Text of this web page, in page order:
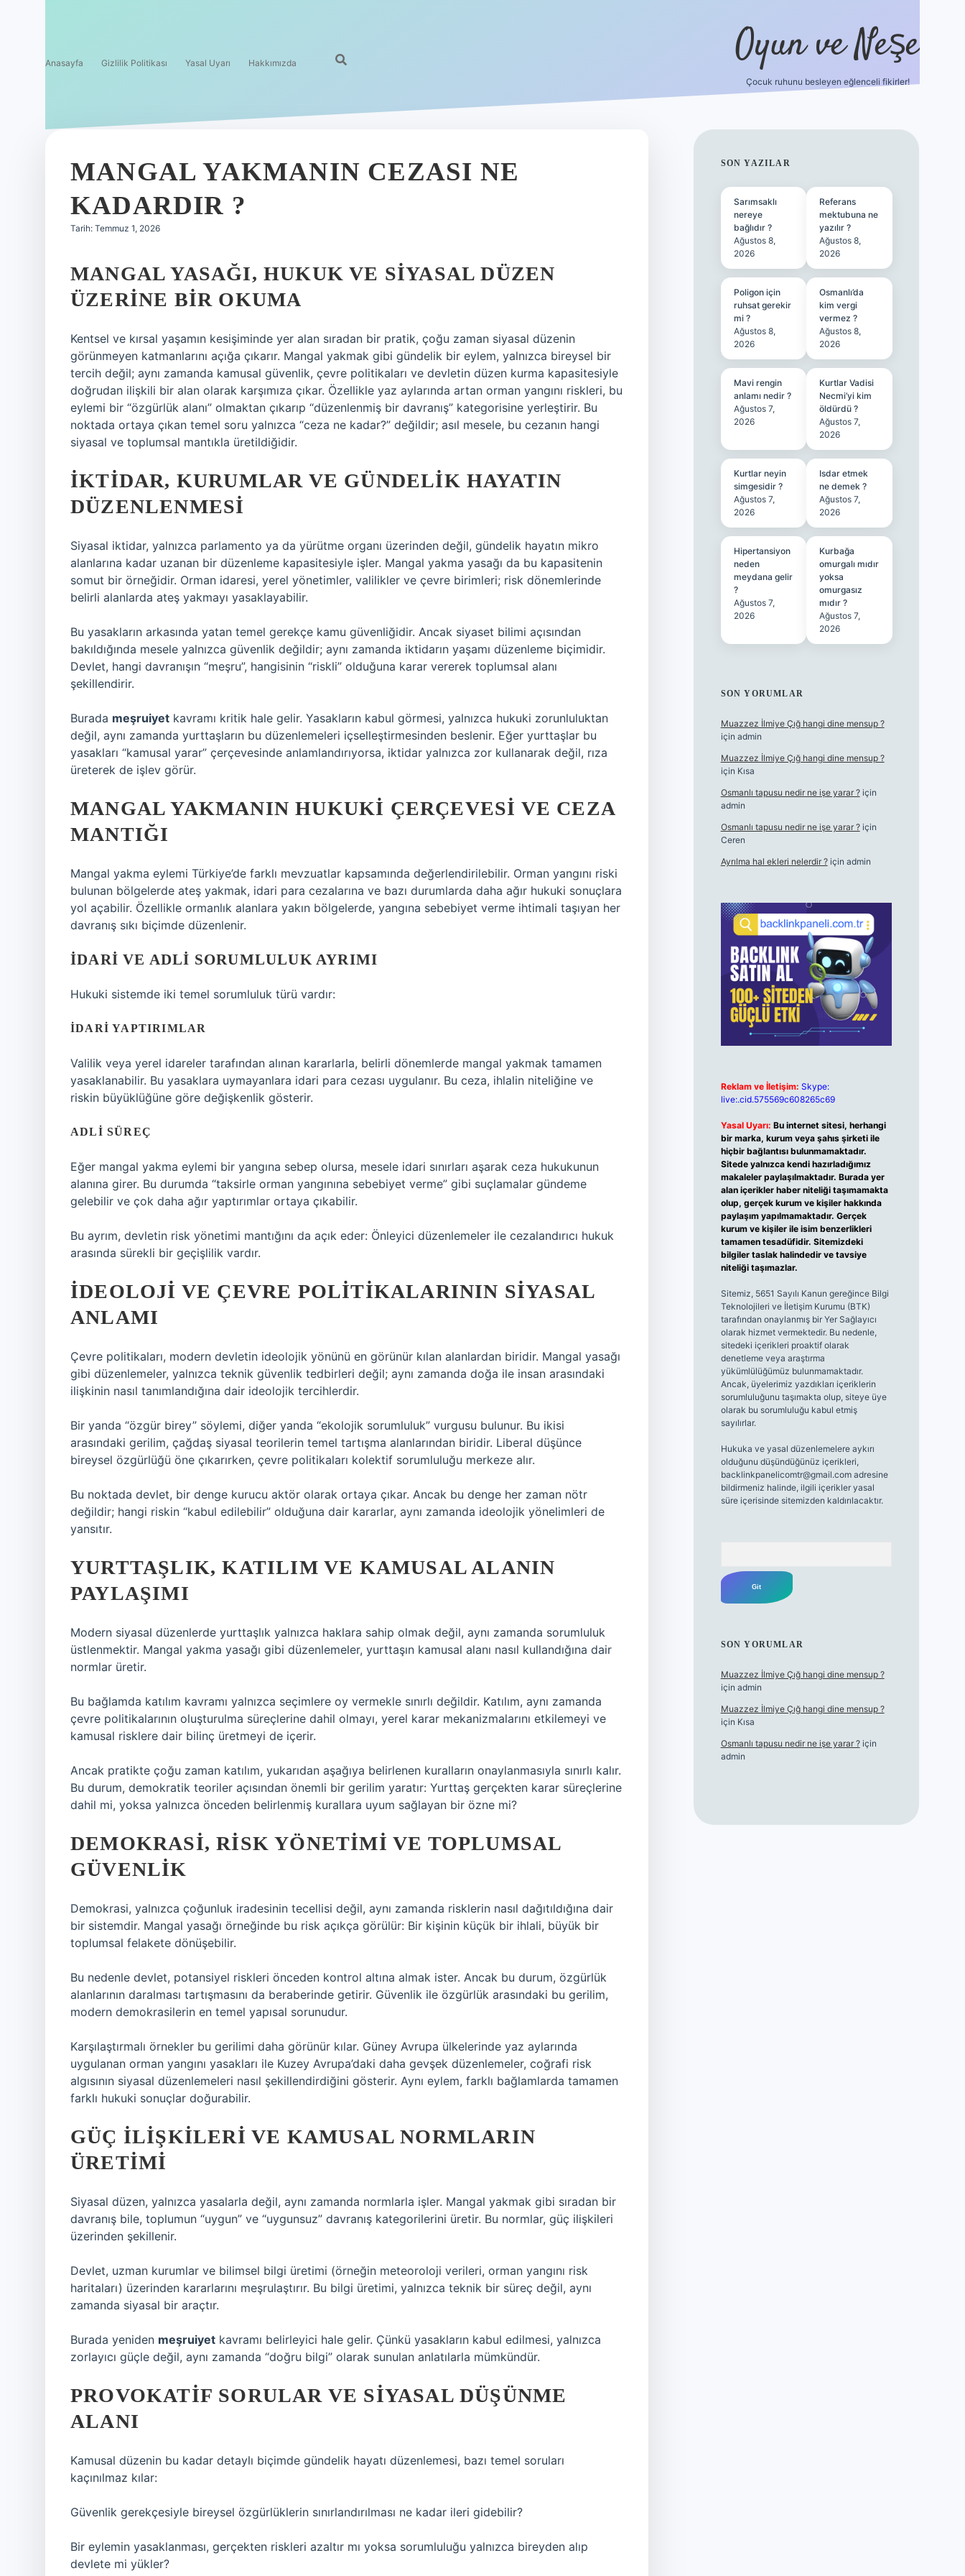
Anasayfa Gizlilik Politikası Yasal Uyarı Hakkımızda Oyun ve Neşe
Çocuk ruhunu besleyen eğlenceli fikirler!
MANGAL YAKMANIN CEZASI NE
KADARDIR ?
Tarih: Temmuz 1, 2026
MANGAL YASAĞI, HUKUK VE SIYASAL DÜZEN
ÜZERINE BIR OKUMA
Kentsel ve kırsal yaşamın kesişiminde yer alan sıradan bir pratik, çoğu zaman siyasal düzenin
görünmeyen katmanlarını açığa çıkarır. Mangal yakmak gibi gündelik bir eylem, yalnızca bireysel bir
tercih değil; aynı zamanda kamusal güvenlik, çevre politikaları ve devletin düzen kurma kapasitesiyle
doğrudan ilişkili bir alan olarak karşımıza çıkar. Özellikle yaz aylarında artan orman yangını riskleri, bu
eylemi bir “özgürlük alanı” olmaktan çıkarıp “düzenlenmiş bir davranış” kategorisine yerleştirir. Bu
noktada ortaya çıkan temel soru yalnızca “ceza ne kadar?” değildir; asıl mesele, bu cezanın hangi
siyasal ve toplumsal mantıkla üretildiğidir.
İKTIDAR, KURUMLAR VE GÜNDELIK HAYATIN
DÜZENLENMESI
Siyasal iktidar, yalnızca parlamento ya da yürütme organı üzerinden değil, gündelik hayatın mikro
alanlarına kadar uzanan bir düzenleme kapasitesiyle işler. Mangal yakma yasağı da bu kapasitenin
somut bir örneğidir. Orman idaresi, yerel yönetimler, valilikler ve çevre birimleri; risk dönemlerinde
belirli alanlarda ateş yakmayı yasaklayabilir.
Bu yasakların arkasında yatan temel gerekçe kamu güvenliğidir. Ancak siyaset bilimi açısından
bakıldığında mesele yalnızca güvenlik değildir; aynı zamanda iktidarın yaşamı düzenleme biçimidir.
Devlet, hangi davranışın “meşru”, hangisinin “riskli” olduğuna karar vererek toplumsal alanı
şekillendirir.
Burada meşruiyet kavramı kritik hale gelir. Yasakların kabul görmesi, yalnızca hukuki zorunluluktan
değil, aynı zamanda yurttaşların bu düzenlemeleri içselleştirmesinden beslenir. Eğer yurttaşlar bu
yasakları “kamusal yarar” çerçevesinde anlamlandırıyorsa, iktidar yalnızca zor kullanarak değil, rıza
üreterek de işlev görür.
MANGAL YAKMANIN HUKUKI ÇERÇEVESI VE CEZA
MANTIĞI
Mangal yakma eylemi Türkiye’de farklı mevzuatlar kapsamında değerlendirilebilir. Orman yangını riski
bulunan bölgelerde ateş yakmak, idari para cezalarına ve bazı durumlarda daha ağır hukuki sonuçlara
yol açabilir. Özellikle ormanlık alanlara yakın bölgelerde, yangına sebebiyet verme ihtimali taşıyan her
davranış sıkı biçimde düzenlenir.
İDARI VE ADLI SORUMLULUK AYRIMI
Hukuki sistemde iki temel sorumluluk türü vardır:
İDARI YAPTIRIMLAR
Valilik veya yerel idareler tarafından alınan kararlarla, belirli dönemlerde mangal yakmak tamamen
yasaklanabilir. Bu yasaklara uymayanlara idari para cezası uygulanır. Bu ceza, ihlalin niteliğine ve
riskin büyüklüğüne göre değişkenlik gösterir.
ADLI SÜREÇ
Eğer mangal yakma eylemi bir yangına sebep olursa, mesele idari sınırları aşarak ceza hukukunun
alanına girer. Bu durumda “taksirle orman yangınına sebebiyet verme” gibi suçlamalar gündeme
gelebilir ve çok daha ağır yaptırımlar ortaya çıkabilir.
Bu ayrım, devletin risk yönetimi mantığını da açık eder: Önleyici düzenlemeler ile cezalandırıcı hukuk
arasında sürekli bir geçişlilik vardır.
İDEOLOJI VE ÇEVRE POLITIKALARININ SIYASAL
ANLAMI
Çevre politikaları, modern devletin ideolojik yönünü en görünür kılan alanlardan biridir. Mangal yasağı
gibi düzenlemeler, yalnızca teknik güvenlik tedbirleri değil; aynı zamanda doğa ile insan arasındaki
ilişkinin nasıl tanımlandığına dair ideolojik tercihlerdir.
Bir yanda “özgür birey” söylemi, diğer yanda “ekolojik sorumluluk” vurgusu bulunur. Bu ikisi
arasındaki gerilim, çağdaş siyasal teorilerin temel tartışma alanlarından biridir. Liberal düşünce
bireysel özgürlüğü öne çıkarırken, çevre politikaları kolektif sorumluluğu merkeze alır.
Bu noktada devlet, bir denge kurucu aktör olarak ortaya çıkar. Ancak bu denge her zaman nötr
değildir; hangi riskin “kabul edilebilir” olduğuna dair kararlar, aynı zamanda ideolojik yönelimleri de
yansıtır.
YURTTAŞLIK, KATILIM VE KAMUSAL ALANIN
PAYLAŞIMI
Modern siyasal düzenlerde yurttaşlık yalnızca haklara sahip olmak değil, aynı zamanda sorumluluk
üstlenmektir. Mangal yakma yasağı gibi düzenlemeler, yurttaşın kamusal alanı nasıl kullandığına dair
normlar üretir.
Bu bağlamda katılım kavramı yalnızca seçimlere oy vermekle sınırlı değildir. Katılım, aynı zamanda
çevre politikalarının oluşturulma süreçlerine dahil olmayı, yerel karar mekanizmalarını etkilemeyi ve
kamusal risklere dair bilinç üretmeyi de içerir.
Ancak pratikte çoğu zaman katılım, yukarıdan aşağıya belirlenen kuralların onaylanmasıyla sınırlı kalır.
Bu durum, demokratik teoriler açısından önemli bir gerilim yaratır: Yurttaş gerçekten karar süreçlerine
dahil mi, yoksa yalnızca önceden belirlenmiş kurallara uyum sağlayan bir özne mi?
DEMOKRASI, RISK YÖNETIMI VE TOPLUMSAL
GÜVENLIK
Demokrasi, yalnızca çoğunluk iradesinin tecellisi değil, aynı zamanda risklerin nasıl dağıtıldığına dair
bir sistemdir. Mangal yasağı örneğinde bu risk açıkça görülür: Bir kişinin küçük bir ihlali, büyük bir
toplumsal felakete dönüşebilir.
Bu nedenle devlet, potansiyel riskleri önceden kontrol altına almak ister. Ancak bu durum, özgürlük
alanlarının daralması tartışmasını da beraberinde getirir. Güvenlik ile özgürlük arasındaki bu gerilim,
modern demokrasilerin en temel yapısal sorunudur.
Karşılaştırmalı örnekler bu gerilimi daha görünür kılar. Güney Avrupa ülkelerinde yaz aylarında
uygulanan orman yangını yasakları ile Kuzey Avrupa’daki daha gevşek düzenlemeler, coğrafi risk
algısının siyasal düzenlemeleri nasıl şekillendirdiğini gösterir. Aynı eylem, farklı bağlamlarda tamamen
farklı hukuki sonuçlar doğurabilir.
GÜÇ İLIŞKILERI VE KAMUSAL NORMLARIN
ÜRETIMI
Siyasal düzen, yalnızca yasalarla değil, aynı zamanda normlarla işler. Mangal yakmak gibi sıradan bir
davranış bile, toplumun “uygun” ve “uygunsuz” davranış kategorilerini üretir. Bu normlar, güç ilişkileri
üzerinden şekillenir.
Devlet, uzman kurumlar ve bilimsel bilgi üretimi (örneğin meteoroloji verileri, orman yangını risk
haritaları) üzerinden kararlarını meşrulaştırır. Bu bilgi üretimi, yalnızca teknik bir süreç değil, aynı
zamanda siyasal bir araçtır.
Burada yeniden meşruiyet kavramı belirleyici hale gelir. Çünkü yasakların kabul edilmesi, yalnızca
zorlayıcı güçle değil, aynı zamanda “doğru bilgi” olarak sunulan anlatılarla mümkündür.
PROVOKATIF SORULAR VE SIYASAL DÜŞÜNME
ALANI
Kamusal düzenin bu kadar detaylı biçimde gündelik hayatı düzenlemesi, bazı temel soruları
kaçınılmaz kılar:
Güvenlik gerekçesiyle bireysel özgürlüklerin sınırlandırılması ne kadar ileri gidebilir?
Bir eylemin yasaklanması, gerçekten riskleri azaltır mı yoksa sorumluluğu yalnızca bireyden alıp
devlete mi yükler?
SIDEBAR
SON YAZILAR
Sarımsaklı
nereye
bağlıdır ?
Ağustos 8,
2026
Referans
mektubuna ne
yazılır ?
Ağustos 8,
2026
Poligon için
ruhsat gerekir
mi ?
Ağustos 8,
2026
Osmanlı’da
kim vergi
vermez ?
Ağustos 8,
2026
Mavi rengin
anlamı nedir ?
Ağustos 7,
2026
Kurtlar Vadisi
Necmi’yi kim
öldürdü ?
Ağustos 7,
2026
Kurtlar neyin
simgesidir ?
Ağustos 7,
2026
Isdar etmek
ne demek ?
Ağustos 7,
2026
Hipertansiyon
neden
meydana gelir
?
Ağustos 7,
2026
Kurbağa
omurgalı mıdır
yoksa
omurgasız
mıdır ?
Ağustos 7,
2026
SON YORUMLAR
Muazzez İlmiye Çığ hangi dine mensup ?
için admin
Muazzez İlmiye Çığ hangi dine mensup ?
için Kısa
Osmanlı tapusu nedir ne işe yarar ?için
admin
Osmanlı tapusu nedir ne işe yarar ?için
Ceren
Ayrılma hal ekleri nelerdir ?için admin
Reklam ve İletişim: Skype:
live:.cid.575569c608265c69
Yasal Uyarı: Bu internet sitesi, herhangi
bir marka, kurum veya şahıs şirketi ile
hiçbir bağlantısı bulunmamaktadır.
Sitede yalnızca kendi hazırladığımız
makaleler paylaşılmaktadır. Burada yer
alan içerikler haber niteliği taşımamakta
olup, gerçek kurum ve kişiler hakkında
paylaşım yapılmamaktadır. Gerçek
kurum ve kişiler ile isim benzerlikleri
tamamen tesadüfidir. Sitemizdeki
bilgiler taslak halindedir ve tavsiye
niteliği taşımazlar.
Sitemiz, 5651 Sayılı Kanun gereğince Bilgi
Teknolojileri ve İletişim Kurumu (BTK)
tarafından onaylanmış bir Yer Sağlayıcı
olarak hizmet vermektedir. Bu nedenle,
sitedeki içerikleri proaktif olarak
denetleme veya araştırma
yükümlülüğümüz bulunmamaktadır.
Ancak, üyelerimiz yazdıkları içeriklerin
sorumluluğunu taşımakta olup, siteye üye
olarak bu sorumluluğu kabul etmiş
sayılırlar.
Hukuka ve yasal düzenlemelere aykırı
olduğunu düşündüğünüz içerikleri,
backlinkpanelicomtr@gmail.comadresine
bildirmeniz halinde, ilgili içerikler yasal
süre içerisinde sitemizden kaldırılacaktır.
SON YORUMLAR
Muazzez İlmiye Çığ hangi dine mensup ?
için admin
Muazzez İlmiye Çığ hangi dine mensup ?
için Kısa
Osmanlı tapusu nedir ne işe yarar ?için
admin
vdcasino güncel giriş ilbet yeni giriş